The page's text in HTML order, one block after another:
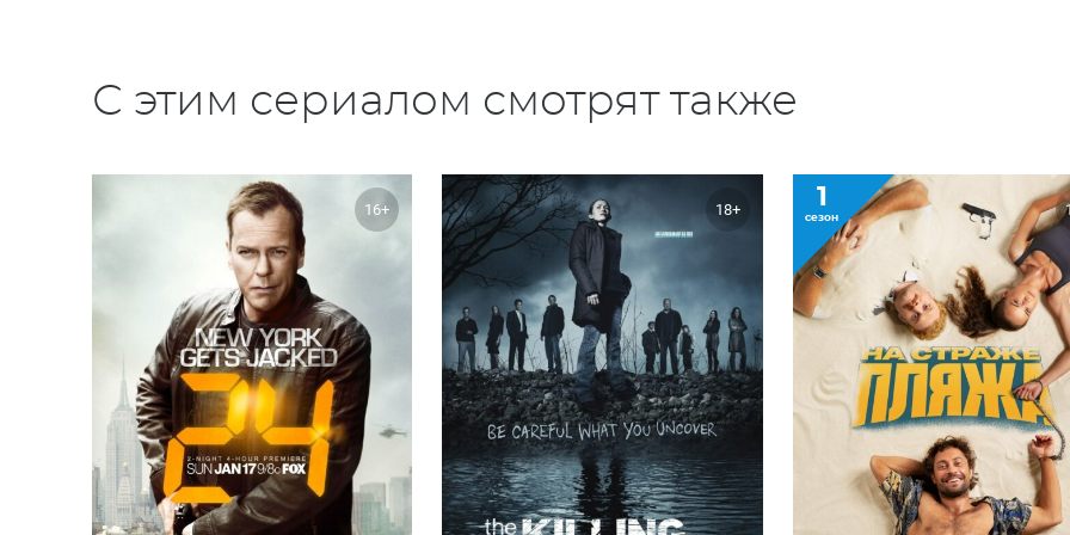
С этим сериалом смотрят также
16+ 18+ 1
сезон